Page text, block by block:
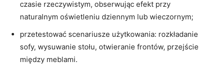
czasie rzeczywistym, obserwując efekt przy
naturalnym oświetleniu dziennym lub wieczornym;
przetestować scenariusze użytkowania: rozkładanie
sofy, wysuwanie stołu, otwieranie frontów, przejście
między meblami.